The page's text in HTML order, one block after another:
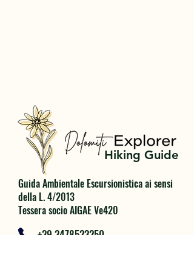
Hiking Guide
Guida Ambientale Escursionistica ai sensi
della L. 4/2013
Tessera socio AIGAE Ve420
+39 3478523250